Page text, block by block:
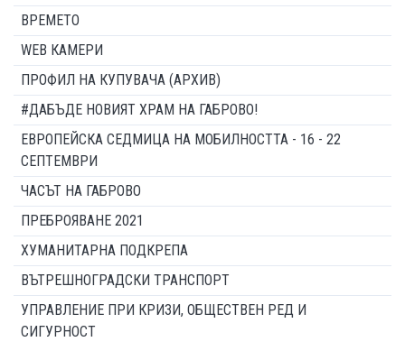
ВРЕМЕТО
WEB КАМЕРИ
ПРОФИЛ НА КУПУВАЧА (АРХИВ)
#ДАБЪДЕ НОВИЯТ ХРАМ НА ГАБРОВО!
ЕВРОПЕЙСКА СЕДМИЦА НА МОБИЛНОСТТА - 16 - 22
СЕПТЕМВРИ
ЧАСЪТ НА ГАБРОВО
ПРЕБРОЯВАНЕ 2021
ХУМАНИТАРНА ПОДКРЕПА
ВЪТРЕШНОГРАДСКИ ТРАНСПОРТ
УПРАВЛЕНИЕ ПРИ КРИЗИ, ОБЩЕСТВЕН РЕД И
СИГУРНОСТ